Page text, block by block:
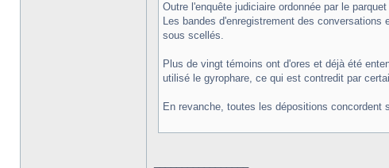
Outre l'enquête judiciaire ordonnée par le
Les bandes d'enregistrement des
sous scellés.
Plus de vingt témoins ont d'ores et déjà été
utilisé le gyrophare, ce qui est contredit par
En revanche, toutes les dépositions